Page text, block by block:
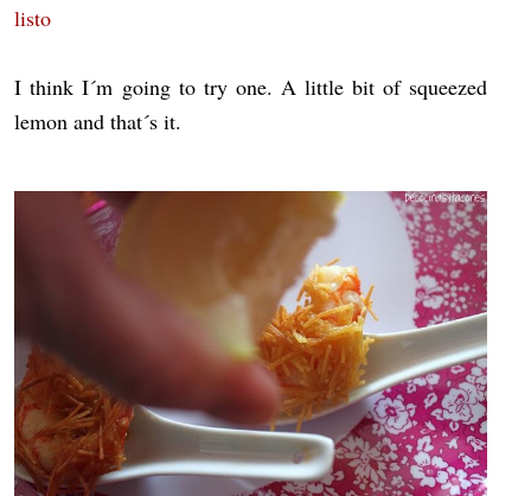
listo
I think I´m going to try one. A little bit of squeezed
lemon and that´s it.